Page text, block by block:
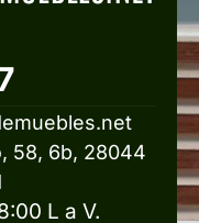
58, 6b, 28044
L a V.